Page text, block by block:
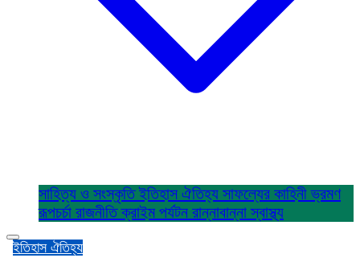
সাহিত্য ও সংস্কৃতিইতিহাস ঐতিহ্য সাফল্যের কাহিনীভ্রমণ
রূপচর্চা রাজনীতিক্রাইম পর্যটন রান্নাবান্নাস্বাস্থ্য
ইতিহাস ঐতিহ্য